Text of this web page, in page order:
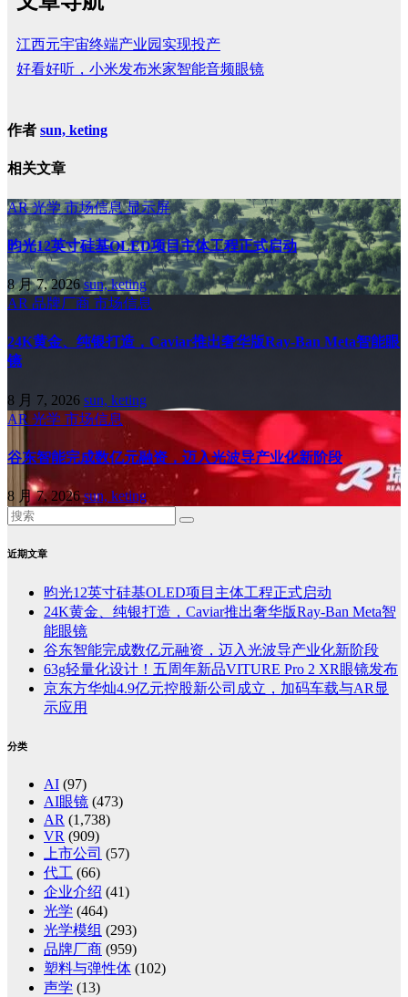
江西元宇宙终端产业园实现投产
好看好听，小米发布米家智能音频眼镜
作者 sun, keting
相关文章
AR光学市场信息显示屏
昀光12英寸硅基OLED项目主体工程正式启动
8 月 7, 2026sun, keting
AR 品牌厂商 市场信息
24K黄金、纯银打造，Caviar推出奢华版Ray-Ban Meta智能眼
镜
8 月 7, 2026 sun, keting
AR 光学 市场信息
谷东智能完成数亿元融资，迈入光波导产业化新阶段
8 月 7, 2026sun, keting
近期文章
昀光12英寸硅基OLED项目主体工程正式启动
24K黄金、纯银打造，Caviar推出奢华版Ray-Ban Meta智
能眼镜
谷东智能完成数亿元融资，迈入光波导产业化新阶段
63g轻量化设计！五周年新品VITURE Pro 2 XR眼镜发布
京东方华灿4.9亿元控股新公司成立，加码车载与AR显
示应用
分类
AI (97)
AI眼镜 (473)
AR (1,738)
VR (909)
上市公司 (57)
代工 (66)
企业介绍 (41)
光学 (464)
光学模组 (293)
品牌厂商 (959)
塑料与弹性体 (102)
声学 (13)